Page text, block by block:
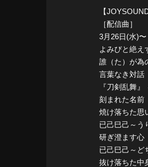
公演に
【JOYSOUND
［配信曲］
3月26日(水)〜
よみびと絶
誰（た）が為
言葉なき対
『刀剣乱舞
刻まれた名
焼け落ちた
已己巳己～う
研ぎ澄ます
已己巳己～
抜け落ちた